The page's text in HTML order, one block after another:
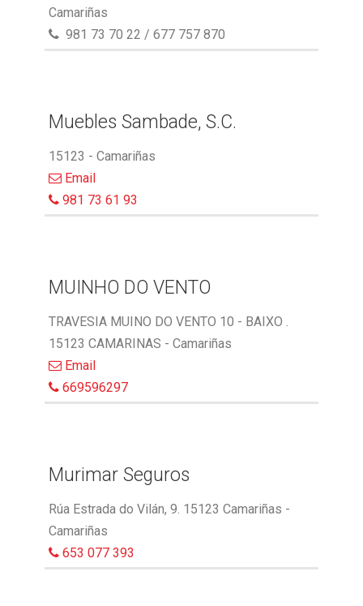
Camariñas
981 73 70 22 / 677 757 870
Muebles Sambade, S.C.
15123 - Camariñas
Email
981 73 61 93
MUINHO DO VENTO
TRAVESIA MUINO DO VENTO 10 - BAIXO .
15123 CAMARINAS - Camariñas
Email
669596297
Murimar Seguros
Rúa Estrada do Vilán, 9. 15123 Camariñas -
Camariñas
653 077 393